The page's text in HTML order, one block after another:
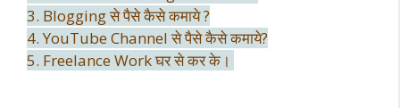
3. Blogging से पैसे कैसे कमाये ?
4. YouTube Channel से पैसे कैसे कमाये?
5. Freelance Work घर से कर के।